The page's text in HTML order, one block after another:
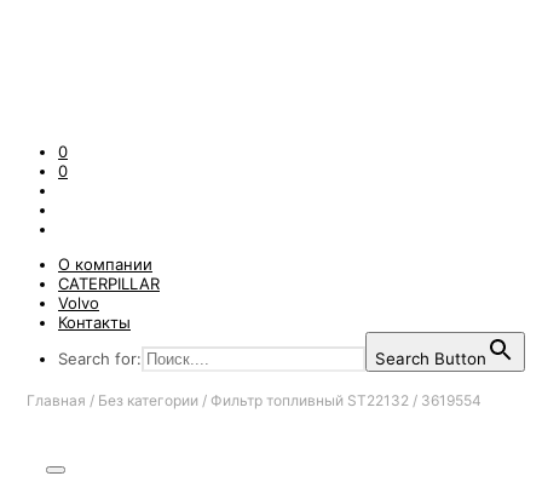
0
0
О компании
CATERPILLAR
Volvo
Контакты
Search for:
Search Button
Главная / Без категории / Фильтр топливный ST22132 / 3619554